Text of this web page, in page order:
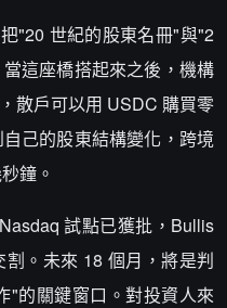
"20 世紀的股東名冊"與"2
這座橋搭起來之後，機構
散戶可以用 USDC 購買零
己的股東結構變化，跨境
鐘。
試點已獲批，Bullis
。未來 18 個月，將是判
"的關鍵窗口。對投資人來